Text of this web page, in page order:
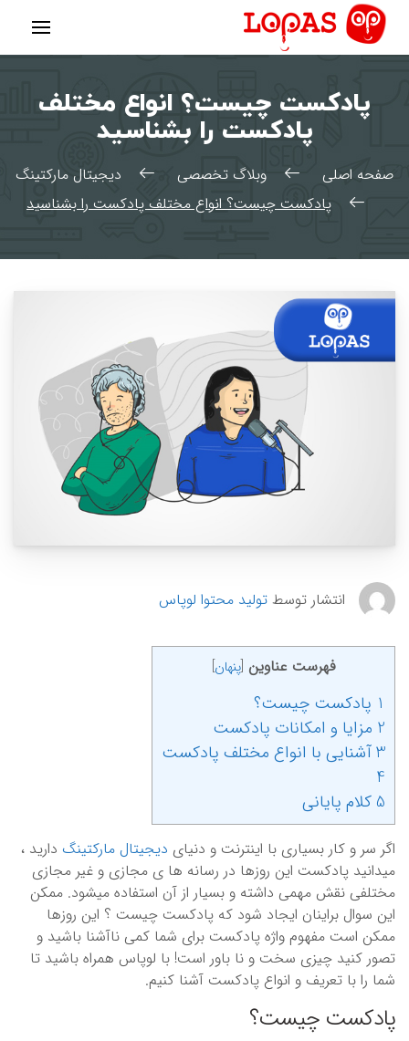
پرش
محتوا
پادکست چیست؟ انواع مختلف
پادکست را بشناسید
صفحه اصلی وبلاگ تخصصی
دیجیتال مارکتینگ
پادکست چیست؟ انواع مختلف پادکست را بشناسید
انتشار توسط تولید محتوا لوپاس
فهرست عناوین [پنهان]
1 پادکست چیست؟
2 مزایا و امکانات پادکست
3 آشنایی با انواع مختلف پادکست
4
5 کلام پایانی
اگر سر و کار بسیاری با اینترنت و دنیای دیجیتال مارکتینگ دارید ،
میدانید پادکست این روزها در رسانه ها ی مجازی و غیر مجازی
مختلفی نقش مهمی داشته و بسیار از آن استفاده میشود. ممکن
این سوال براینان ایجاد شود که پادکست چیست ؟ این روزها
ممکن است مفهوم واژه پادکست برای شما کمی ناآشنا باشید و
تصور کنید چیزی سخت و نا باور است! با لوپاس همراه باشید تا
شما را با تعریف و انواع پادکست آشنا کنیم.
پادکست چیست؟